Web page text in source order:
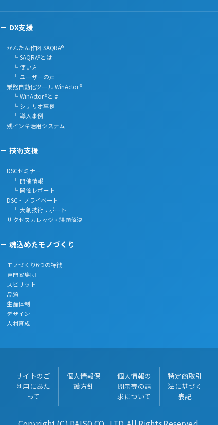
DX支援
かんたん作図 SAQRA®
└ SAQRA®とは
└ 使い方
└ ユーザーの声
業務自動化ツール WinActor®
└ WinActor®とは
└ シナリオ事例
└ 導入事例
残インキ活用システム
技術支援
DSCセミナー
└ 開催情報
└ 開催レポート
DSC・プライベート
└ 大創技術サポート
サクセスカレッジ・課題解決
魂込めたモノづくり
モノづくり6つの特徴
専門家集団
スピリット
品質
生産体制
デザイン
人材育成
サイトのご
利用にあた
って
個人情報保
護方針
個人情報の
開示等の請
求について
特定商取引
法に基づく
表記